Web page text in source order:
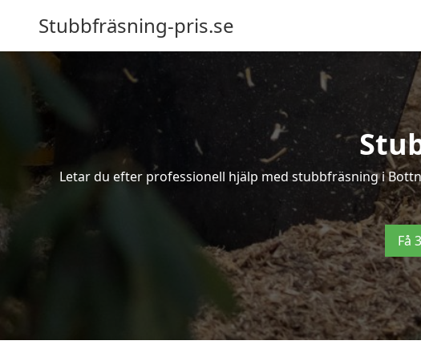
Stubbfräsning-pris.se
Letar du efter professionell hjälp med stubbfräsning i
Få